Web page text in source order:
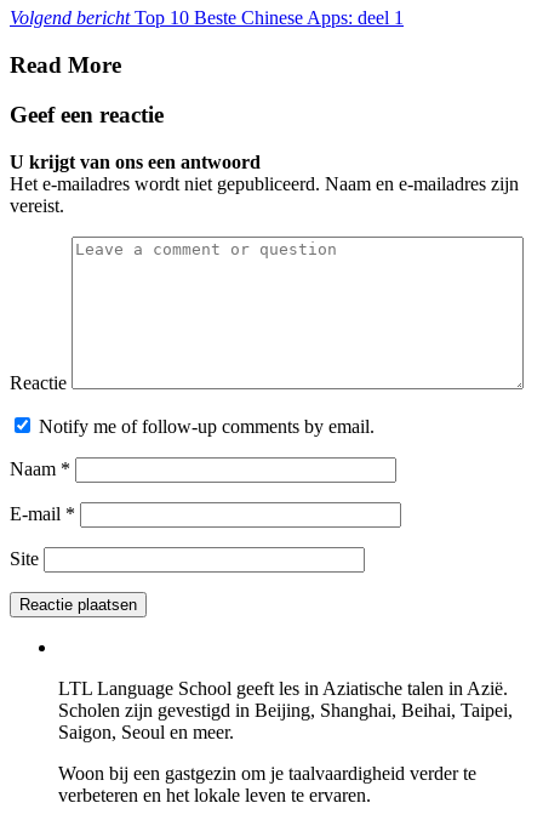
Volgend berichtTop 10 Beste Chinese Apps: deel 1
Read More
Geef een reactie
U krijgt van ons een antwoord
Het e-mailadres wordt niet gepubliceerd. Naam en e-mailadres zijn
vereist.
Reactie
Notify me of follow-up comments by email.
Naam *
E-mail *
Site
LTL Language School geeft les in Aziatische talen in Azië.
Scholen zijn gevestigd in Beijing, Shanghai, Beihai, Taipei,
Saigon, Seoul en meer.
Woon bij een gastgezin om je taalvaardigheid verder te
verbeteren en het lokale leven te ervaren.